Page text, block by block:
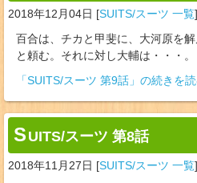
2018年12月04日 [SUITS/スーツ 一覧]
百合は、チカと甲斐に、大河原を
と頼む。それに対し大輔は・・・。
「SUITS/スーツ 第9話」の続きを
S UITS/スーツ 第8話
2018年11月27日 [SUITS/スーツ 一覧]